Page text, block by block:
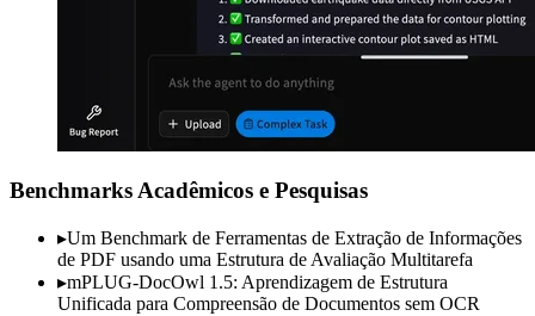
Benchmarks Acadêmicos e Pesquisas
▸Um Benchmark de Ferramentas de Extração de Informações
de PDF usando uma Estrutura de Avaliação Multitarefa
▸mPLUG-DocOwl 1.5: Aprendizagem de Estrutura
Unificada para Compreensão de Documentos sem OCR